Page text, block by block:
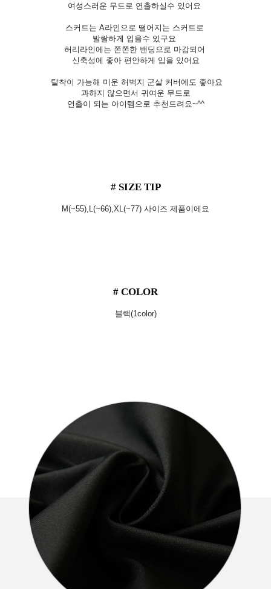
여성스러운 무드로 연출하실수 있어요
스커트는 A라인으로 떨어지는 스커트로
발랄하게 입을수 있구요
허리라인에는 쫀쫀한 밴딩으로 마감되어
신축성에 좋아 편안하게 입을 있어요
탈착이 가능해 미운 허벅지 군살 커버에도 좋아요
과하지 않으면서 귀여운 무드로
연출이 되는 아이템으로 추천드려요~^^
# SIZE TIP
M(~55),L(~66),XL(~77) 사이즈 제품이에요
# COLOR
블랙(1color)